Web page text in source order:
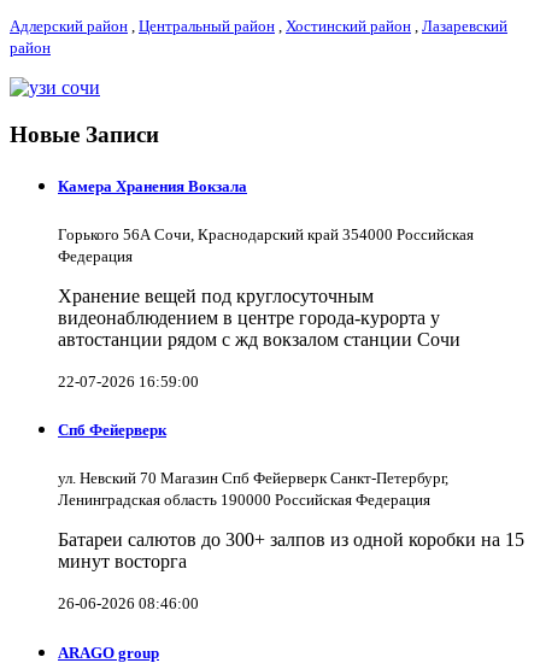
Адлерский район Центральный район Хостинский район Лазаревский
район
Новые Записи
Камера Хранения Вокзала
Горького 56А Сочи, Краснодарский край 354000 Российская
Федерация
Хранение вещей под круглосуточным
видеонаблюдением в центре города-курорта у
автостанции рядом с жд вокзалом станции Сочи
22-07-2026 16:59:00
Спб Фейерверк
ул. Невский 70 Магазин Спб Фейерверк Санкт-Петербург,
Ленинградская область 190000 Российская Федерация
Батареи салютов до 300+ залпов из одной коробки на 15
минут восторга
26-06-2026 08:46:00
ARAGO group